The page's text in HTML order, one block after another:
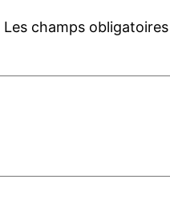
Les champs